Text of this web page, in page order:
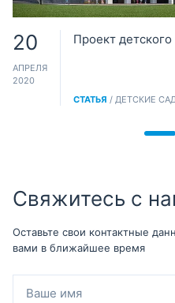
20
АПРЕЛЯ
2020
Проект детского
СТАТЬЯ / ДЕТСКИЕ
Свяжитесь с
Оставьте свои контактные
вами в ближайшее время